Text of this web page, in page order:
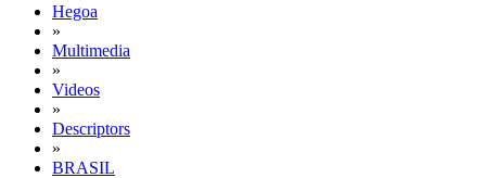
Hegoa
»
Multimedia
»
Videos
»
Descriptors
»
BRASIL